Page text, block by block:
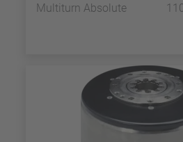
Multiturn Absolute